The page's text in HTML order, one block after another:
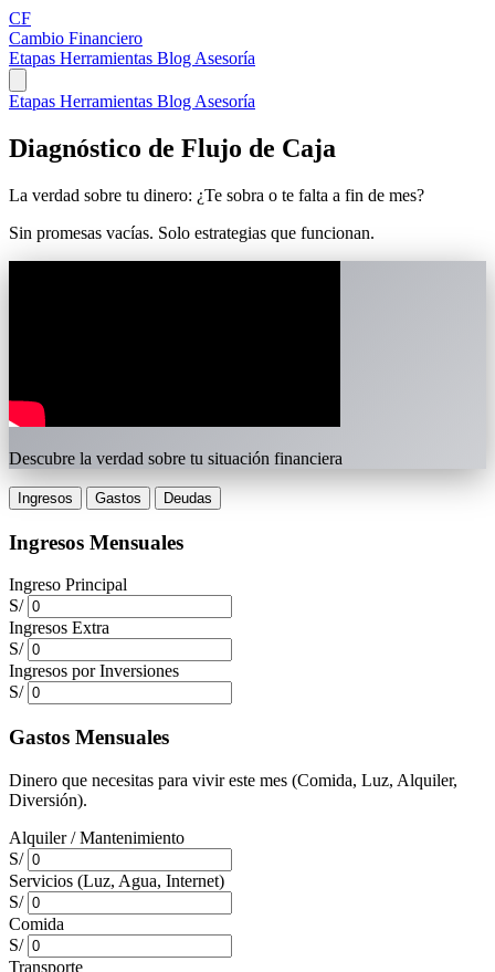
CF
Cambio Financiero
Etapas Herramientas Blog Asesoría
Etapas Herramientas Blog Asesoría
Diagnóstico de Flujo de Caja
La verdad sobre tu dinero: ¿Te sobra o te falta a fin de mes?
Sin promesas vacías. Solo estrategias que funcionan.
Descubre la verdad sobre tu situación financiera
Ingresos Gastos Deudas
Ingresos Mensuales
Ingreso Principal
S/
Ingresos Extra
S/
Ingresos por Inversiones
S/
Gastos Mensuales
Dinero que necesitas para vivir este mes (Comida, Luz, Alquiler,
Diversión).
Alquiler / Mantenimiento
S/
Servicios (Luz, Agua, Internet)
S/
Comida
S/
Transporte